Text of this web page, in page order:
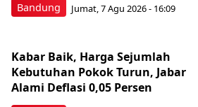
Bandung Jumat, 7 Agu 2026 - 16:09
Kabar Baik, Harga Sejumlah
Kebutuhan Pokok Turun, Jabar
Alami Deflasi 0,05 Persen